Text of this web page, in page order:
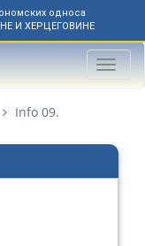
односа
И ХЕРЦЕГОВИНЕ
Toggle
Info 09.